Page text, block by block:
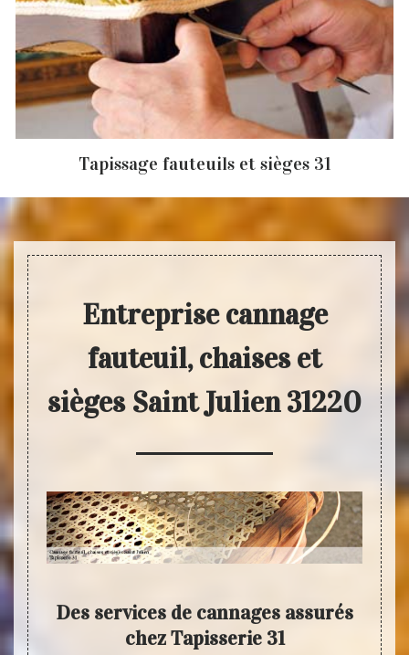
Tapissage fauteuils et sièges 31
Entreprise cannage
fauteuil, chaises et
sièges Saint Julien 31220
de
et
Des services de cannages assurés
chez Tapisserie 31
et